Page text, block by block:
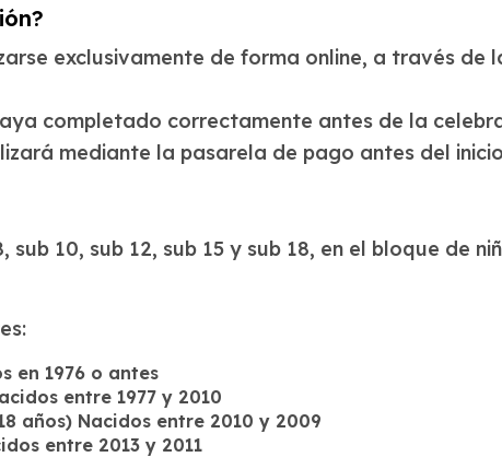
exclusivamente de forma online, a través
completado correctamente antes de la
mediante la pasarela de pago antes del
sub 10, sub 12, sub 15 y sub 18, en el bloque de
en 1976 o antes
entre 1977 y 2010
años) Nacidos entre 2010 y 2009
entre 2013 y 2011